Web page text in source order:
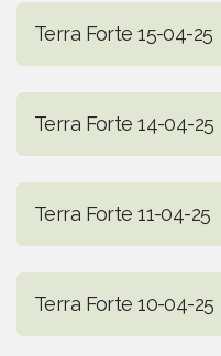
Terra Forte 15-04-25
Terra Forte 14-04-25
Terra Forte 11-04-25
Terra Forte 10-04-25